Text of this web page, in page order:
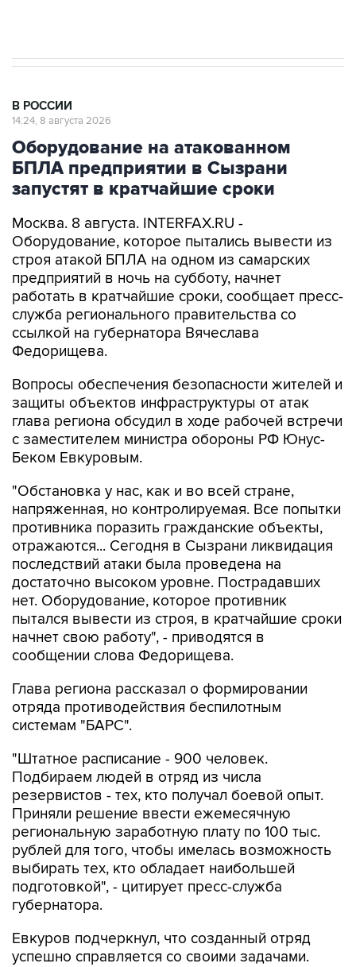
В РОССИИ
14:24, 8 августа 2026
Оборудование на атакованном
БПЛА предприятии в Сызрани
запустят в кратчайшие сроки
Москва. 8 августа. INTERFAX.RU -
Оборудование, которое пытались вывести из
строя атакой БПЛА на одном из самарских
предприятий в ночь на субботу, начнет
работать в кратчайшие сроки, сообщает пресс-
служба регионального правительства со
ссылкой на губернатора Вячеслава
Федорищева.
Вопросы обеспечения безопасности жителей и
защиты объектов инфраструктуры от атак
глава региона обсудил в ходе рабочей встречи
с заместителем министра обороны РФ Юнус-
Беком Евкуровым.
"Обстановка у нас, как и во всей стране,
напряженная, но контролируемая. Все попытки
противника поразить гражданские объекты,
отражаются... Сегодня в Сызрани ликвидация
последствий атаки была проведена на
достаточно высоком уровне. Пострадавших
нет. Оборудование, которое противник
пытался вывести из строя, в кратчайшие сроки
начнет свою работу", - приводятся в
сообщении слова Федорищева.
Глава региона рассказал о формировании
отряда противодействия беспилотным
системам "БАРС".
"Штатное расписание - 900 человек.
Подбираем людей в отряд из числа
резервистов - тех, кто получал боевой опыт.
Приняли решение ввести ежемесячную
региональную заработную плату по 100 тыс.
рублей для того, чтобы имелась возможность
выбирать тех, кто обладает наибольшей
подготовкой", - цитирует пресс-служба
губернатора.
Евкуров подчеркнул, что созданный отряд
успешно справляется со своими задачами.